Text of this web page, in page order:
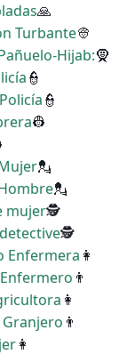
🙏
Turbante👳
Hijab:🧕
👮
👮
👷
💂
💂
mujer🕵
🕵
Enfermera 👩
👨
👩
👨
👩